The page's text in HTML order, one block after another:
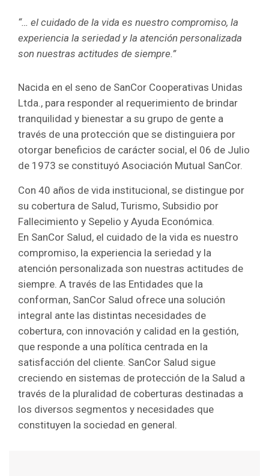
“… el cuidado de la vida es nuestro compromiso, la
experiencia la seriedad y la atención personalizada
son nuestras actitudes de siempre.”
Nacida en el seno de SanCor Cooperativas Unidas
Ltda., para responder al requerimiento de brindar
tranquilidad y bienestar a su grupo de gente a
través de una protección que se distinguiera por
otorgar beneficios de carácter social, el 06 de Julio
de 1973 se constituyó Asociación Mutual SanCor.
Con 40 años de vida institucional, se distingue por
su cobertura de Salud, Turismo, Subsidio por
Fallecimiento y Sepelio y Ayuda Económica.
En SanCor Salud, el cuidado de la vida es nuestro
compromiso, la experiencia la seriedad y la
atención personalizada son nuestras actitudes de
siempre. A través de las Entidades que la
conforman, SanCor Salud ofrece una solución
integral ante las distintas necesidades de
cobertura, con innovación y calidad en la gestión,
que responde a una política centrada en la
satisfacción del cliente. SanCor Salud sigue
creciendo en sistemas de protección de la Salud a
través de la pluralidad de coberturas destinadas a
los diversos segmentos y necesidades que
constituyen la sociedad en general.